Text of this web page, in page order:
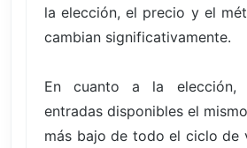
la elección, el precio y el
cambian significativamente.
En cuanto a la elección,
entradas disponibles el
más bajo de todo el ciclo de